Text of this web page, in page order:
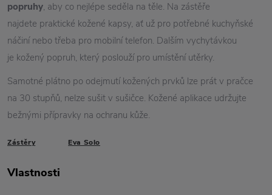
popruhy, aby co nejlépe seděla na těle. Na zástěře
najdete praktické kožené kapsy, ať už pro potřebné kuchyňské
náčiní nebo třeba pro mobilní telefon. Dalším vychytávkou
je kožený popruh, který poslouží pro umístění utěrky.
Samotné plátno po odejmutí kožených prvků lze prát v pračce
na 30 stupňů, nelze sušit v sušičce. Kožené aplikace udržujte
bežnými přípravky na ochranu kůže.
Zástěry Eva Solo
Vlastnosti